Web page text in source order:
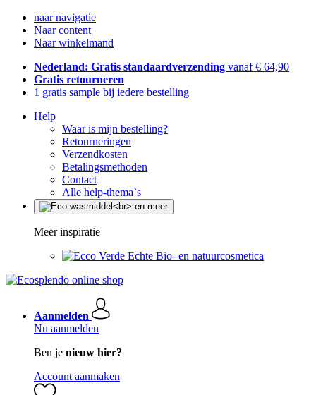
naar navigatie
Naar content
Naar winkelmand
Nederland: Gratis standaardverzending vanaf € 64,90
Gratis retourneren
1 gratis sample bij iedere bestelling
Help
Waar is mijn bestelling?
Retourneringen
Verzendkosten
Betalingsmethoden
Contact
Alle help-thema`s
Meer inspiratie
Echte Bio- en natuurcosmetica
Aanmelden
Nu aanmelden
Ben je nieuw hier?
Account aanmaken